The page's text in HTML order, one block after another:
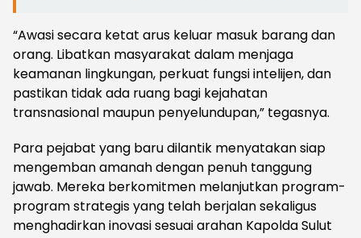
“Awasi secara ketat arus keluar masuk barang dan
orang. Libatkan masyarakat dalam menjaga
keamanan lingkungan, perkuat fungsi intelijen, dan
pastikan tidak ada ruang bagi kejahatan
transnasional maupun penyelundupan,” tegasnya.
Para pejabat yang baru dilantik menyatakan siap
mengemban amanah dengan penuh tanggung
jawab. Mereka berkomitmen melanjutkan program-
program strategis yang telah berjalan sekaligus
menghadirkan inovasi sesuai arahan Kapolda Sulut